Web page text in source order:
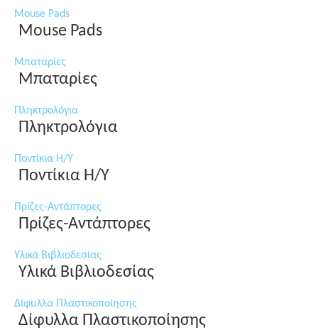
Mouse Pads
Mouse Pads
Μπαταρίες
Μπαταρίες
Πληκτρολόγια
Πληκτρολόγια
Ποντίκια Η/Υ
Ποντίκια Η/Υ
Πρίζες-Αντάπτορες
Πρίζες-Αντάπτορες
Υλικά Βιβλιοδεσίας
Υλικά Βιβλιοδεσίας
Δίφυλλα Πλαστικοποίησης
Δίφυλλα Πλαστικοποίησης